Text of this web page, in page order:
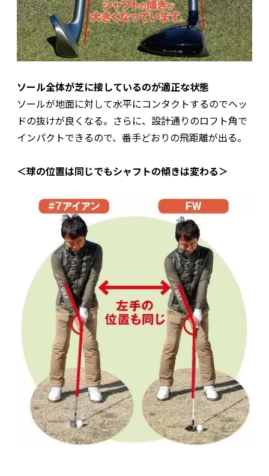
ソール全体が芝に接しているのが適正な状態
ソールが地面に対して水平にコンタクトするのでヘッ
ドの抜けが良くなる。さらに、設計通りのロフト角で
インパクトできるので、番手どおりの飛距離が出る。
＜球の位置は同じでもシャフトの傾きは変わる＞